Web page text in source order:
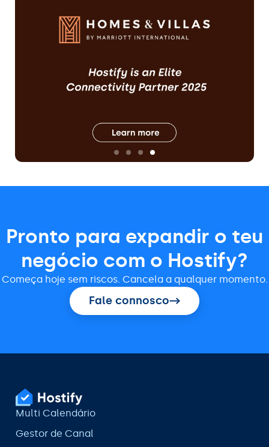
Pronto para expandir o teu
negócio com o Hostify?
Começa hoje sem riscos. Cancela a qualquer momento.
Fale connosco
Multi Calendário
Gestor de Canal